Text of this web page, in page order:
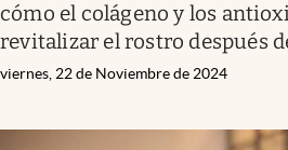
cómo el colágeno y los
revitalizar el rostro después
viernes, 22 de Noviembre de 2024